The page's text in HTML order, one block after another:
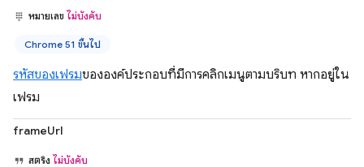
หมายเลข ไม่บังคับ
Chrome 51 ขึ้นไป
รหัสของเฟรมขององค์ประกอบที่มีการคลิกเมนูตามบริบท หากอยู่ใน
เฟรม
frameUrl
สตริง ไม่บังคับ